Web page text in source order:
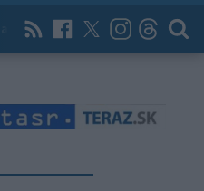
News Now Archív